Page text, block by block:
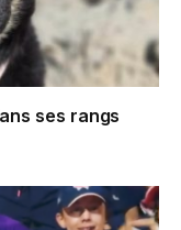
ses rangs